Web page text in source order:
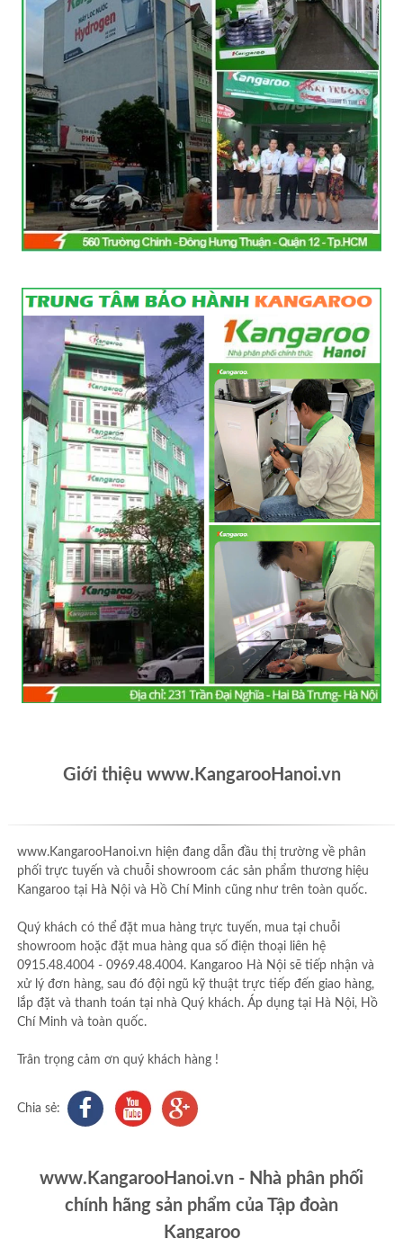
Giới thiệu www.KangarooHanoi.vn
www.KangarooHanoi.vn hiện đang dẫn đầu thị trường về phân
phối trực tuyến và chuỗi showroom các sản phẩm thương hiệu
Kangaroo tại Hà Nội và Hồ Chí Minh cũng như trên toàn quốc.
Quý khách có thể đặt mua hàng trực tuyến, mua tại chuỗi
showroom hoặc đặt mua hàng qua số điện thoại liên hệ
0915.48.4004 - 0969.48.4004. Kangaroo Hà Nội sẽ tiếp nhận và
xử lý đơn hàng, sau đó đội ngũ kỹ thuật trực tiếp đến giao hàng,
lắp đặt và thanh toán tại nhà Quý khách. Áp dụng tại Hà Nội, Hồ
Chí Minh và toàn quốc.
Trân trọng cảm ơn quý khách hàng !
Chia sẻ:
www.KangarooHanoi.vn - Nhà phân phối
chính hãng sản phẩm của Tập đoàn
Kangaroo